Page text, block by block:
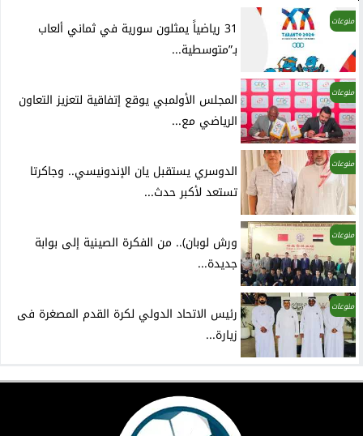
منوعات
31 رياضياً يمثلون سورية في ثماني ألعاب
بـ”متوسطية...
منوعات
المجلس الأولمبي يوقع إتفاقية لتعزيز التعاون
الرياضي مع...
منوعات
الدوسري يستقبل يان الإندونيسي.. وجاكرتا
تستعد لأكبر حدث...
منوعات
ورش لوبان).. من الفكرة الصينية إلى بوابة
جديدة...
منوعات
رئيس الاتحاد الدولي لكرة القدم المصغرة فى
زيارة...